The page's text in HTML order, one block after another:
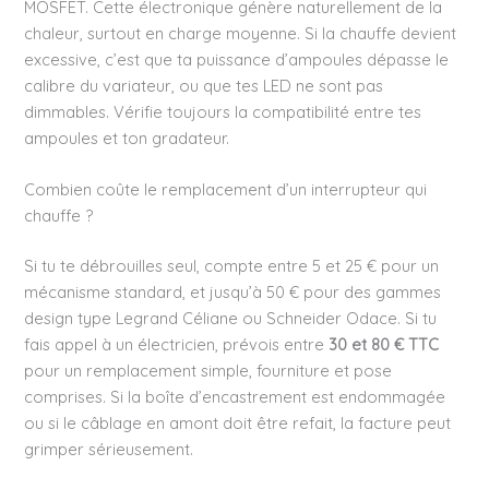
MOSFET. Cette électronique génère naturellement de la
chaleur, surtout en charge moyenne. Si la chauffe devient
excessive, c’est que ta puissance d’ampoules dépasse le
calibre du variateur, ou que tes LED ne sont pas
dimmables. Vérifie toujours la compatibilité entre tes
ampoules et ton gradateur.
Combien coûte le remplacement d’un interrupteur qui
chauffe ?
Si tu te débrouilles seul, compte entre 5 et 25 € pour un
mécanisme standard, et jusqu’à 50 € pour des gammes
design type Legrand Céliane ou Schneider Odace. Si tu
fais appel à un électricien, prévois entre 30 et 80 € TTC
pour un remplacement simple, fourniture et pose
comprises. Si la boîte d’encastrement est endommagée
ou si le câblage en amont doit être refait, la facture peut
grimper sérieusement.